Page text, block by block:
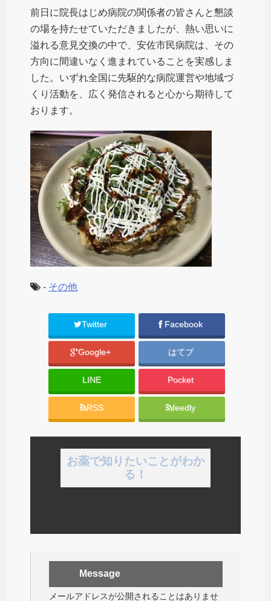
前日に院長はじめ病院の関係者の皆さんと懇談
の場を持たせていただきましたが、熱い思いに
溢れる意見交換の中で、安佐市民病院は、その
方向に間違いなく進まれていることを実感しま
した。いずれ全国に先駆的な病院運営や地域づ
くり活動を、広く発信されると心から期待して
おります。
- その他
Twitter Facebook
Google+ はてブ
LINE Pocket
RSS feedly
お薬で知りたいことがわか
る！
Message
メールアドレスが公開されることはありませ